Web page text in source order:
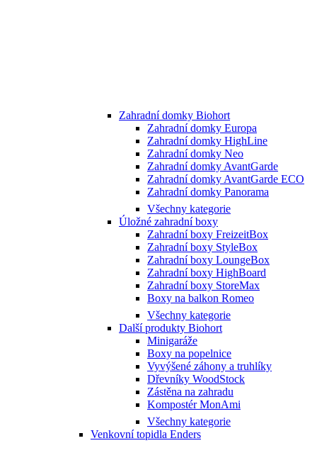
Zahradní domky Biohort
Zahradní domky Europa
Zahradní domky HighLine
Zahradní domky Neo
Zahradní domky AvantGarde
Zahradní domky AvantGarde ECO
Zahradní domky Panorama
Všechny kategorie
Úložné zahradní boxy
Zahradní boxy FreizeitBox
Zahradní boxy StyleBox
Zahradní boxy LoungeBox
Zahradní boxy HighBoard
Zahradní boxy StoreMax
Boxy na balkon Romeo
Všechny kategorie
Další produkty Biohort
Minigaráže
Boxy na popelnice
Vyvýšené záhony a truhlíky
Dřevníky WoodStock
Zástěna na zahradu
Kompostér MonAmi
Všechny kategorie
Venkovní topidla Enders